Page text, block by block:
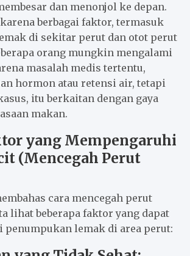
dan menonjol ke depan.
berbagai faktor, termasuk
di sekitar perut dan otot perut
orang mungkin mengalami
masalah medis tertentu,
hormon atau retensi air, tetapi
itu berkaitan dengan gaya
makan.
yang Mempengaruhi
(Mencegah Perut
cara mencegah perut
lihat beberapa faktor yang dapat
penumpukan lemak di area perut: